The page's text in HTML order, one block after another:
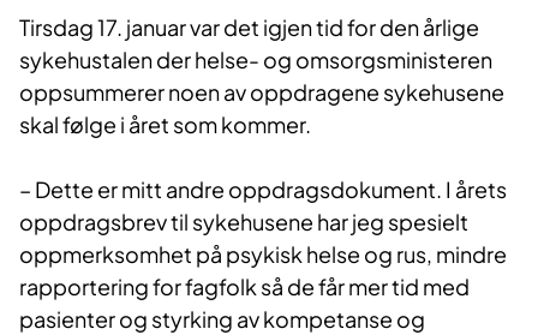
Tirsdag17. januarvar det igjen tid for denårlige
sykehustalen der helse- og omsorgsministeren
oppsummerer noen av oppdragene sykehusene
skal følge i året som kommer.​
– Dette er mitt andre oppdragsdokument. I årets
oppdragsbrev til sykehusene har jeg spesielt
oppmerksomhet på psykisk helse og rus, mindre
rapportering for fagfolk så de får mer tid med
pasienter og styrking av kompetanse og